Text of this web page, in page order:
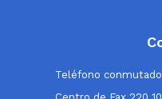
Teléfono